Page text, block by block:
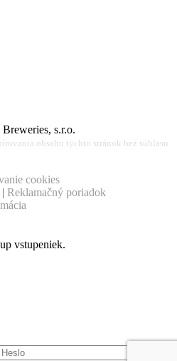
s.r.o.
obsahu týchto stránok bez súhlasu
cookies
| Reklamačný poriadok
vstupeniek.